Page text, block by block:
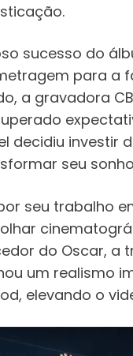
sucesso do
para a
a gravadora
decidiu investir
seu
seu trabalho
do Oscar, a
um realismo
elevando o